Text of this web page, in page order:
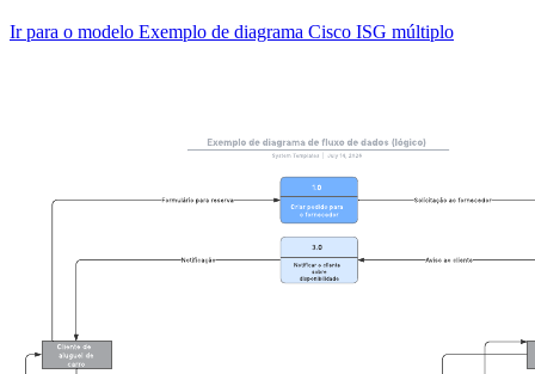
Ir para o modelo Exemplo de diagrama Cisco ISG múltiplo